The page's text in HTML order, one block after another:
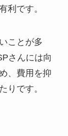
利です。
ことが多
さんには向
、費用を抑
りです。